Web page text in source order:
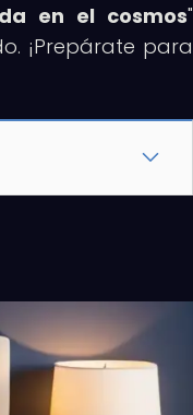
en el cosmos"
¡Prepárate para